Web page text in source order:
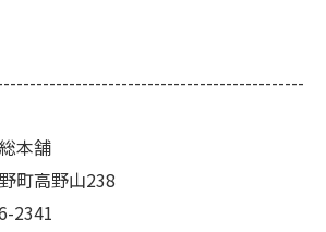
本舗
町高野山238
2341